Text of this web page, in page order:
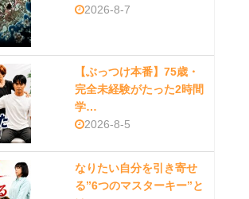
2026-8-7
【ぶっつけ本番】75歳・
完全未経験がたった2時間
学…
2026-8-5
なりたい自分を引き寄せ
る”6つのマスターキー”と